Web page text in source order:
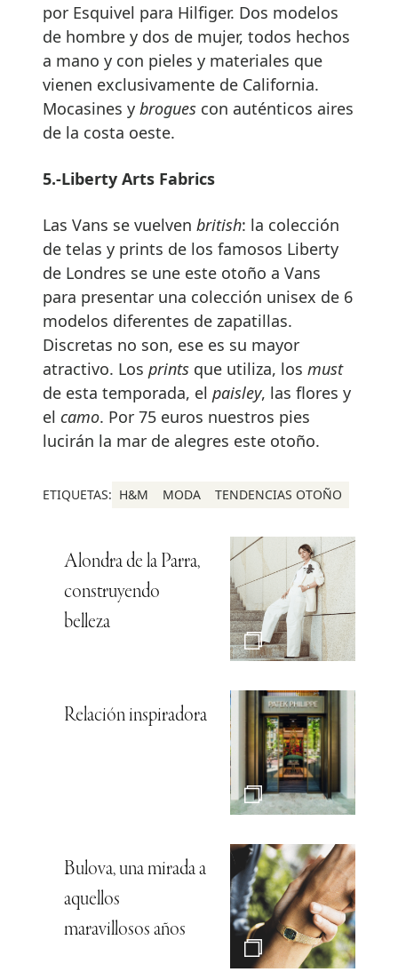
por Esquivel para Hilfiger. Dos modelos
de hombre y dos de mujer, todos hechos
a mano y con pieles y materiales que
vienen exclusivamente de California.
Mocasines y brogues con auténticos aires
de la costa oeste.
5.-Liberty Arts Fabrics
Las Vans se vuelven british: la colección
de telas y prints de los famosos Liberty
de Londres se une este otoño a Vans
para presentar una colección unisex de 6
modelos diferentes de zapatillas.
Discretas no son, ese es su mayor
atractivo. Los prints que utiliza, los must
de esta temporada, el paisley, las flores y
el camo. Por 75 euros nuestros pies
lucirán la mar de alegres este otoño.
ETIQUETAS: H&M MODA TENDENCIAS OTOÑO
Alondra de la Parra,
construyendo
belleza
Relación inspiradora
Bulova, una mirada a
aquellos
maravillosos años